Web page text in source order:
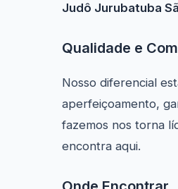
Judô Jurubatuba
Qualidade e
Nosso diferencial
aperfeiçoamento,
fazemos nos torna
encontra aqui.